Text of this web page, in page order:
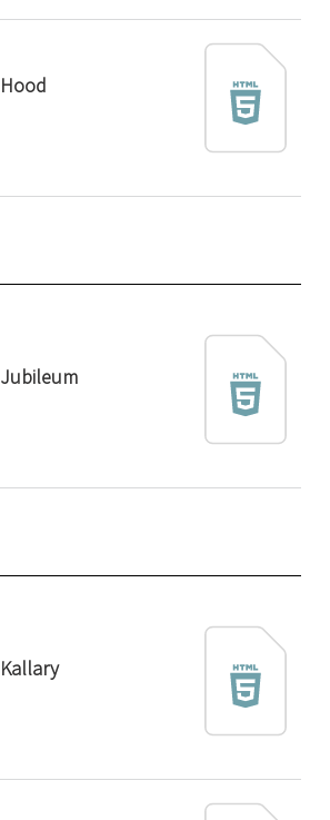
Hood
Jubileum
Kallary